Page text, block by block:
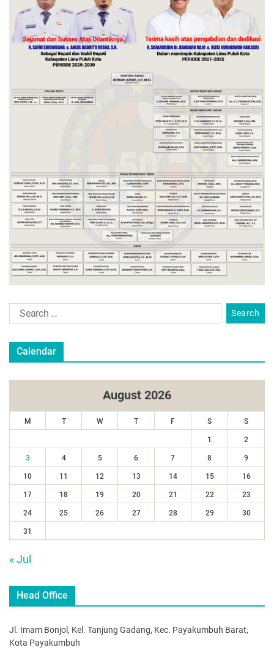
Calendar
August 2026
M T W T F S S
1 2
3 4 5 6 7 8 9
10 11 12 13 14 15 16
17 18 19 20 21 22 23
24 25 26 27 28 29 30
31
« Jul
Head Office
Jl. Imam Bonjol, Kel. Tanjung Gadang, Kec. Payakumbuh Barat,
Kota Payakumbuh